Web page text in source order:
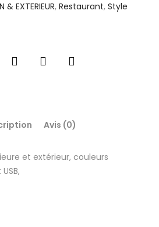
& EXTERIEUR, Restaurant, Style
Avis (0)
et extérieur, couleurs